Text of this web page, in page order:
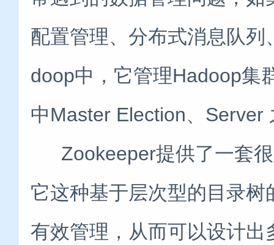
配置管理、分布式消息队
doop中，它管理Hadoop集
中Master Election、Server
Zookeeper提供了一套很
它这种基于层次型的目录
有效管理，从而可以设计